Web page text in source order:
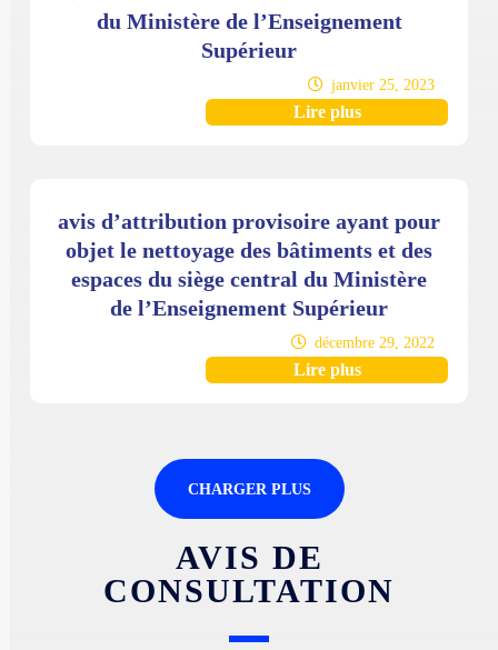
AVIS DE
CONSULTATION
du Ministère de l’Enseignement
Supérieur
janvier 25, 2023
Lire plus
avis d’attribution provisoire ayant pour
objet le nettoyage des bâtiments et des
espaces du siège central du Ministère
de l’Enseignement Supérieur
décembre 29, 2022
Lire plus
CHARGER PLUS